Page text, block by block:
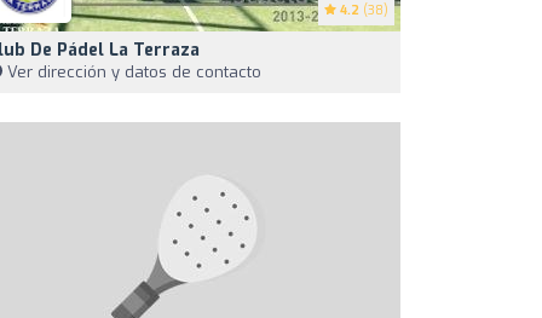
4.2 (38)
De Pádel La Terraza
Ver dirección y datos de contacto